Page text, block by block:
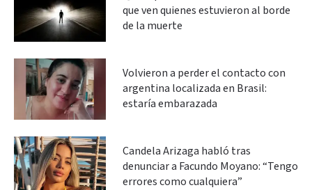
que ven quienes estuvieron al borde
de la muerte
Volvieron a perder el contacto con
argentina localizada en Brasil:
estaría embarazada
Candela Arizaga habló tras
denunciar a Facundo Moyano: “Tengo
errores como cualquiera”